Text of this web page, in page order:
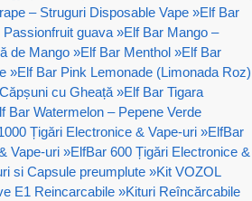
– Struguri Disposable Vape »Elf Bar
Passionfruit guava »Elf Bar Mango –
de Mango »Elf Bar Menthol »Elf Bar
»Elf Bar Pink Lemonade (Limonada Roz)
cu Gheață »Elf Bar Tigara
Bar Watermelon – Pepene Verde
Țigări Electronice & Vape-uri »ElfBar
Vape-uri »ElfBar 600 Țigări Electronice &
si Capsule preumplute »Kit VOZOL
E1 Reincarcabile »Kituri Reîncărcabile